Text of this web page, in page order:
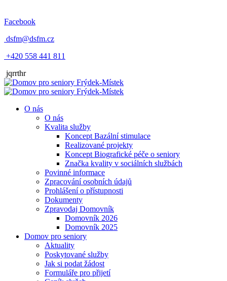
Facebook
dsfm@dsfm.cz
+420 558 441 811
jqrrthr
O nás
O nás
Kvalita služby
Koncept Bazální stimulace
Realizované projekty
Koncept Biografické péče o seniory
Značka kvality v sociálních službách
Povinné informace
Zpracování osobních údajů
Prohlášení o přístupnosti
Dokumenty
Zpravodaj Domovník
Domovník 2026
Domovník 2025
Domov pro seniory
Aktuality
Poskytované služby
Jak si podat žádost
Formuláře pro přijetí